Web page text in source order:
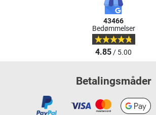
43466
Bedømmelser
4.85/ 5.00
Betalingsmåder